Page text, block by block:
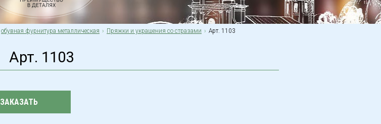
обувная фурнитура металлическая Пряжки и украшения со стразами Арт. 1103
Арт. 1103
ЗАКАЗАТЬ